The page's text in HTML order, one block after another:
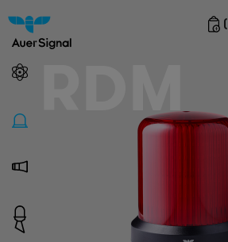
(
RDM